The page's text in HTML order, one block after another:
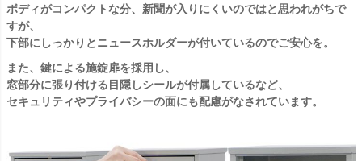
ボディがコンパクトな分、新聞が入りにくいのではと思われがちで
すが、
下部にしっかりとニュースホルダーが付いているのでご安心を。
また、鍵による施錠扉を採用し、
窓部分に張り付ける目隠しシールが付属しているなど、
セキュリティやプライバシーの面にも配慮がなされています。